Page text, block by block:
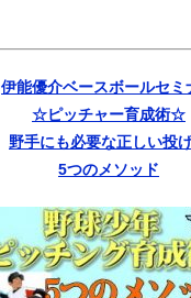
伊能優介ベースボールセミ
☆ピッチャー育成術☆
野手にも必要な正しい投
5つのメソッド